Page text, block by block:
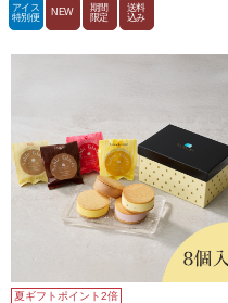
アイス
特別便
NEW
期間
限定
送料
込み
夏ギフトポイント2倍